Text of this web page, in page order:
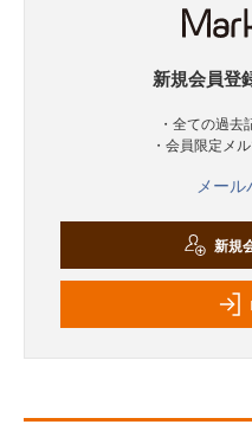
新規会員登
・全ての過
・会員限定メ
メー
新規